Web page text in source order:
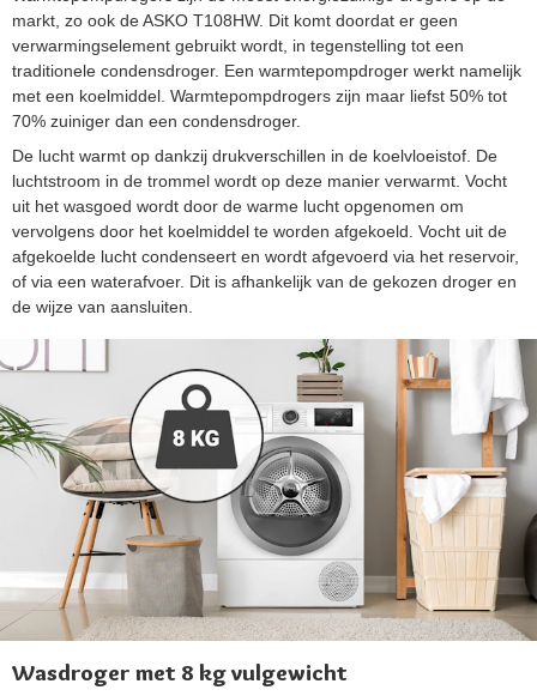
markt, zo ook de ASKO T108HW. Dit komt doordat er geen
verwarmingselement gebruikt wordt, in tegenstelling tot een
traditionele condensdroger. Een warmtepompdroger werkt namelijk
met een koelmiddel. Warmtepompdrogers zijn maar liefst 50% tot
70% zuiniger dan een condensdroger.
De lucht warmt op dankzij drukverschillen in de koelvloeistof. De
luchtstroom in de trommel wordt op deze manier verwarmt. Vocht
uit het wasgoed wordt door de warme lucht opgenomen om
vervolgens door het koelmiddel te worden afgekoeld. Vocht uit de
afgekoelde lucht condenseert en wordt afgevoerd via het reservoir,
of via een waterafvoer. Dit is afhankelijk van de gekozen droger en
de wijze van aansluiten.
Wasdroger met 8 kg vulgewicht